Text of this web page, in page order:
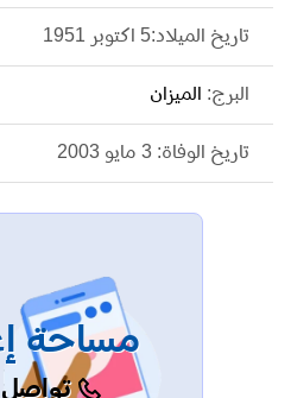
تاريخ الميلاد:5 اكتوبر 1951
البرج: الميزان
تاريخ الوفاة: 3 مايو 2003
مساحة
تواصل